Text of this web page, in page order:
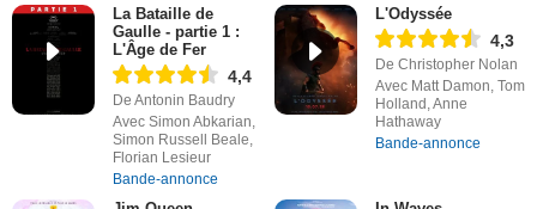
La Bataille de
Gaulle - partie 1 :
L'Âge de Fer
4,4
De Antonin Baudry
Avec Simon Abkarian,
Simon Russell Beale,
Florian Lesieur
Bande-annonce
L'Odyssée
4,3
De Christopher Nolan
Avec Matt Damon, Tom
Holland, Anne
Hathaway
Bande-annonce